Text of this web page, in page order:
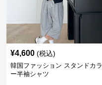
¥4,600 (税込)
韓国ファッション スタンドカラ
ー半袖シャツ